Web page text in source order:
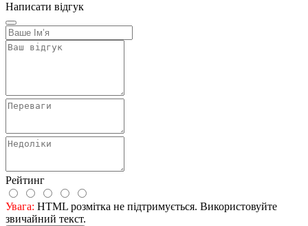
Написати відгук
Рейтинг
Увага: HTML розмітка не підтримується. Використовуйте
звичайний текст.